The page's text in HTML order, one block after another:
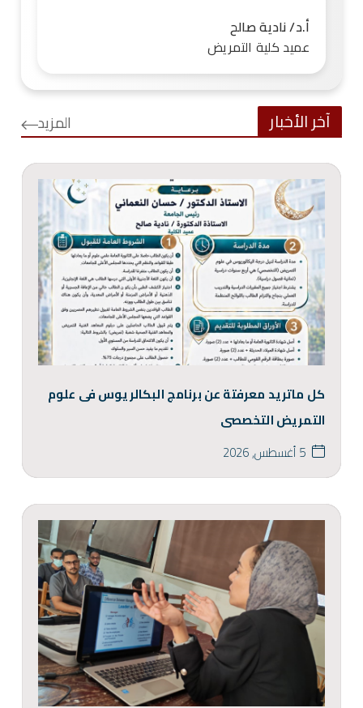
أ.د/ نادية صالح
عميد كلية التمريض
آخر الأخبار المزيد
كل ماتريد معرفتة عن برنامج البكالريوس فى علوم
التمريض التخصصى
5 أغسطس, 2026